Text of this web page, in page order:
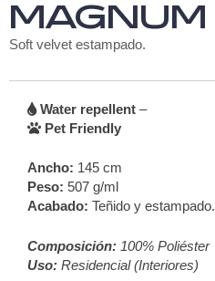
MAGNUM
Soft velvet estampado.
Water repellent –
Pet Friendly
Ancho: 145 cm
Peso: 507 g/ml
Acabado: Teñido y estampado.
Composición: 100% Poliéster
Uso: Residencial (Interiores)